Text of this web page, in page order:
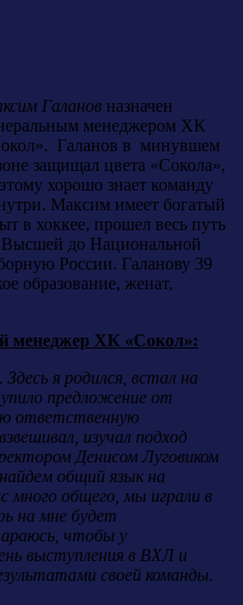
Галанов назначен
менеджером ХК
Галанов в минувшем
защищал цвета «Сокола»,
хорошо знает команду
Максим имеет богатый
в хоккее, прошел весь путь
Высшей до Национальной
России. Галанову 39
образование, женат,
менеджер ХК «Сокол»:
я родился, встал на
предложение от
ответственную
изучал подход
Денисом Луговиком
общий язык на
много общего, мы играли в
на мне будет
чтобы у
выступления в ВХЛ и
своей команды.